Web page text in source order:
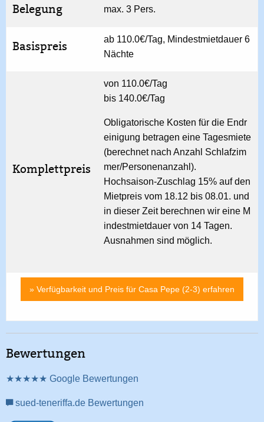
Belegung max. 3 Pers.
Basispreis
ab 110.0€/Tag, Mindestmietdauer 6
Nächte
Komplettpreis
von 110.0€/Tag
bis 140.0€/Tag
Obligatorische Kosten für die Endr
einigung betragen eine Tagesmiete
(berechnet nach Anzahl Schlafzim
mer/Personenanzahl).
Hochsaison-Zuschlag 15% auf den
Mietpreis vom 18.12 bis 08.01. und
in dieser Zeit berechnen wir eine M
indestmietdauer von 14 Tagen.
Ausnahmen sind möglich.
» Verfügbarkeit und Preis für Casa Pepe (2-3) erfahren
Bewertungen
★★★★★ Google Bewertungen
sued-teneriffa.de Bewertungen